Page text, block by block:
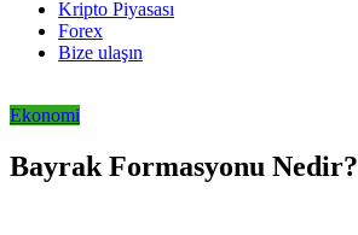
Kripto Piyasası
Forex
Bize ulaşın
Ekonomi
Bayrak Formasyonu Nedir?